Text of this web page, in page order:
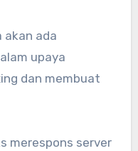
akan ada
upaya
dan membuat
merespons server